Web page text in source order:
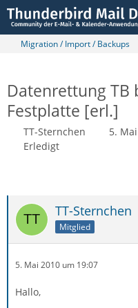
Migration / Import / Backups
Datenrettung TB
Festplatte [erl.]
TT-Sternchen 5.
Erledigt
TT-Sternchen
Mitglied
5. Mai 2010 um 19:07
Hallo,